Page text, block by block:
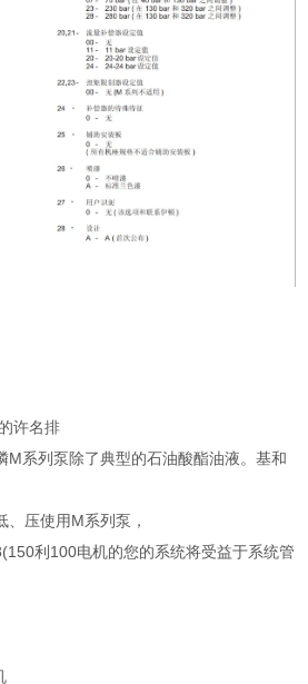
许名排
M系列泵除了典型的石油酸酯油液。基和
压使用M系列泵，
利100电机的您的系统将受益于系统管